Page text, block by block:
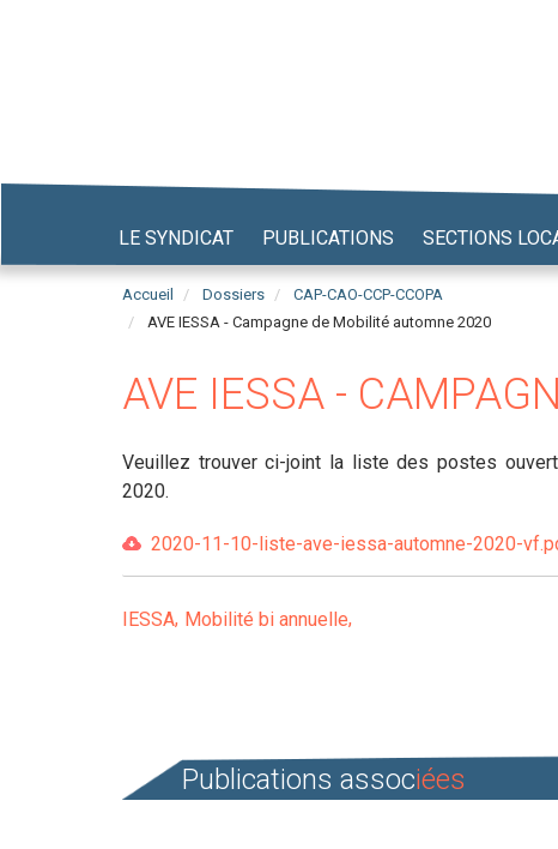
LE SYNDICAT PUBLICATIONS SECTIONS
Accueil Dossiers
CAP-CAO-CCP-CCOPA
AVE IESSA - Campagne de Mobilité automne 2020
AVE IESSA -
Veuillez trouver ci-joint la liste des postes
2020.
2020-11-10-liste-ave-iessa-automne-2020-
IESSA Mobilité bi annuelle
Publications associées